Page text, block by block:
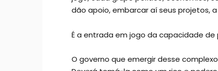
dão apoio, embarcar aí seus projetos,
É a entrada em jogo da capacidade
O governo que emergir desse